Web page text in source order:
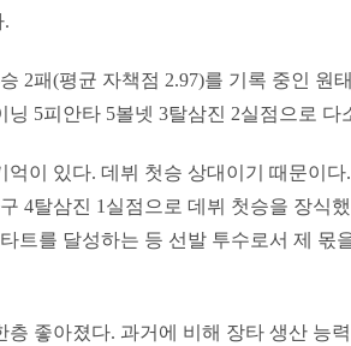
.
2패(평균 자책점 2.97)를 기록 중인 원
닝 5피안타 5볼넷 3탈삼진 2실점으로 다
이 있다. 데뷔 첫승 상대이기 때문이다
4탈삼진 1실점으로 데뷔 첫승을 장식
트를 달성하는 등 선발 투수로서 제 몫
층 좋아졌다. 과거에 비해 장타 생산 능